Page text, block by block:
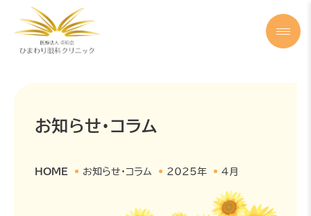
お知らせ・コラム
HOME お知らせ・コラム 2025年 4月